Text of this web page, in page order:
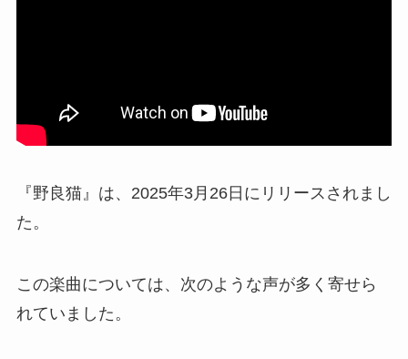
『野良猫』は、2025年3月26日にリリースされまし
た。
この楽曲については、次のような声が多く寄せら
れていました。